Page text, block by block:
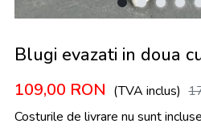
Blugi evazati in doua
109,00 RON (TVA inclus)
Costurile de livrare nu sunt incluse